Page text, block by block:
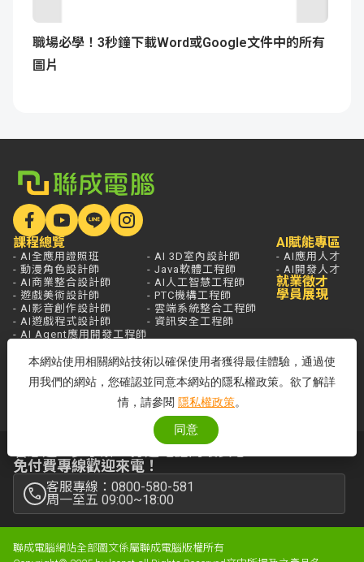
職場必學！3秒鐘下載Word或Google文件中的所有
圖片
課程總覽
- AI全應用證照班
- 動漫角色設計師
- AI商業整合設計師
- 遊戲美術設計師
- AI影音創作設計師
- AI遊戲程式設計師
- AI Agent應用開發工程師
- AI 3D室內設計師
- Java軟體工程師
- AI人工智慧工程師
- PTC機構工程師
- 雲端系統整合工程師
- 資訊安全工程師
AI賦能專區
- AI應用人才
- AI開發人才
就業徵才
學員展現
關於聯成
- 品牌故事
分校據點
免付費專線歡迎來電！
客服專線：0800-580-581
周一至五 09:00~18:00
聯成電腦網站全部圖文係屬聯成電腦版權所有
本網站使用相關網站技術以確保使用者獲得最佳體驗，通過使
用我們的網站，您確認並同意本網站的隱私權政策。欲了解詳
情，請參閱 隱私權政策。
同意